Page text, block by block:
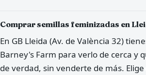
Comprar semillas feminizadas en
En GB Lleida (Av. de València 32)
Barney's Farm para verlo de cerca y
de verdad, sin venderte de más.